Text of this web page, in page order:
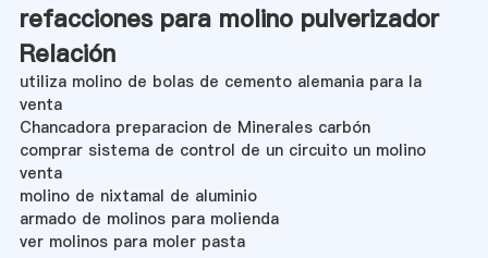
refacciones para molino pulverizador
Relación
utiliza molino de bolas de cemento alemania para la
venta
Chancadora preparacion de Minerales carbón
comprar sistema de control de un circuito un molino
venta
molino de nixtamal de aluminio
armado de molinos para molienda
ver molinos para moler pasta